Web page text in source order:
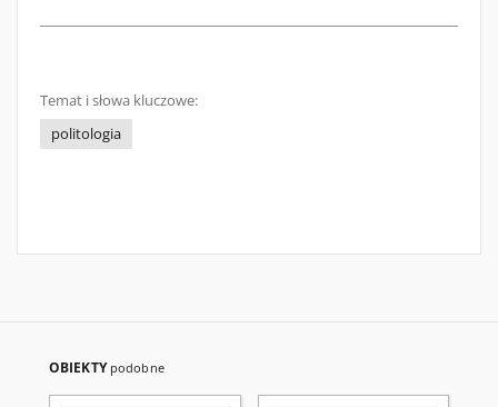
Temat i słowa kluczowe:
politologia
OBIEKTY podobne